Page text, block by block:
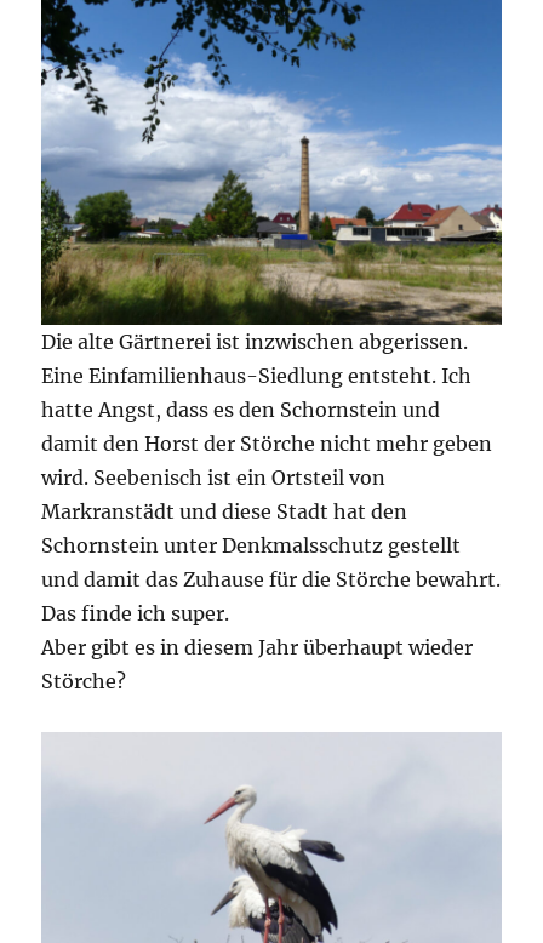
Die alte Gärtnerei ist inzwischen abgerissen.
Eine Einfamilienhaus-Siedlung entsteht. Ich
hatte Angst, dass es den Schornstein und
damit den Horst der Störche nicht mehr geben
wird. Seebenisch ist ein Ortsteil von
Markranstädt und diese Stadt hat den
Schornstein unter Denkmalsschutz gestellt
und damit das Zuhause für die Störche bewahrt.
Das finde ich super.
Aber gibt es in diesem Jahr überhaupt wieder
Störche?